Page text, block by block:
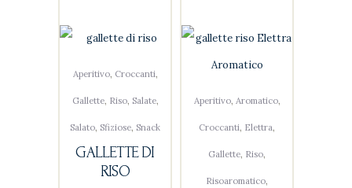
Aperitivo, Croccanti,
Gallette, Riso, Salate,
Salato, Sfiziose, Snack
GALLETTE DI
RISO
Aperitivo, Aromatico,
Croccanti, Elettra,
Gallette, Riso,
Risoaromatico,